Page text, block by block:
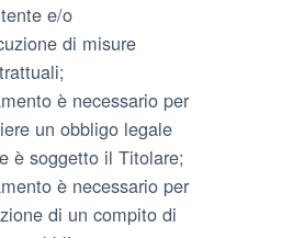
e/o
di misure
è necessario per
un obbligo legale
è soggetto il Titolare;
è necessario per
di un compito di